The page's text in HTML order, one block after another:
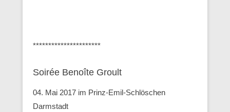
**********************
Soirée Benoîte Groult
04. Mai 2017 im Prinz-Emil-Schlöschen
Darmstadt